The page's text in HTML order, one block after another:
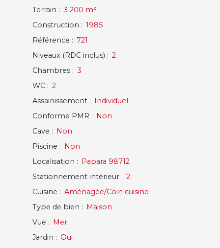
Terrain : 3 200 m²
Construction : 1985
Référence : 721
Niveaux (RDC inclus) : 2
Chambres : 3
WC : 2
Assainissement : Individuel
Conforme PMR : Non
Cave : Non
Piscine : Non
Localisation : Papara 98712
Stationnement intérieur : 2
Cuisine : Aménagée/Coin cuisine
Type de bien : Maison
Vue : Mer
Jardin : Oui